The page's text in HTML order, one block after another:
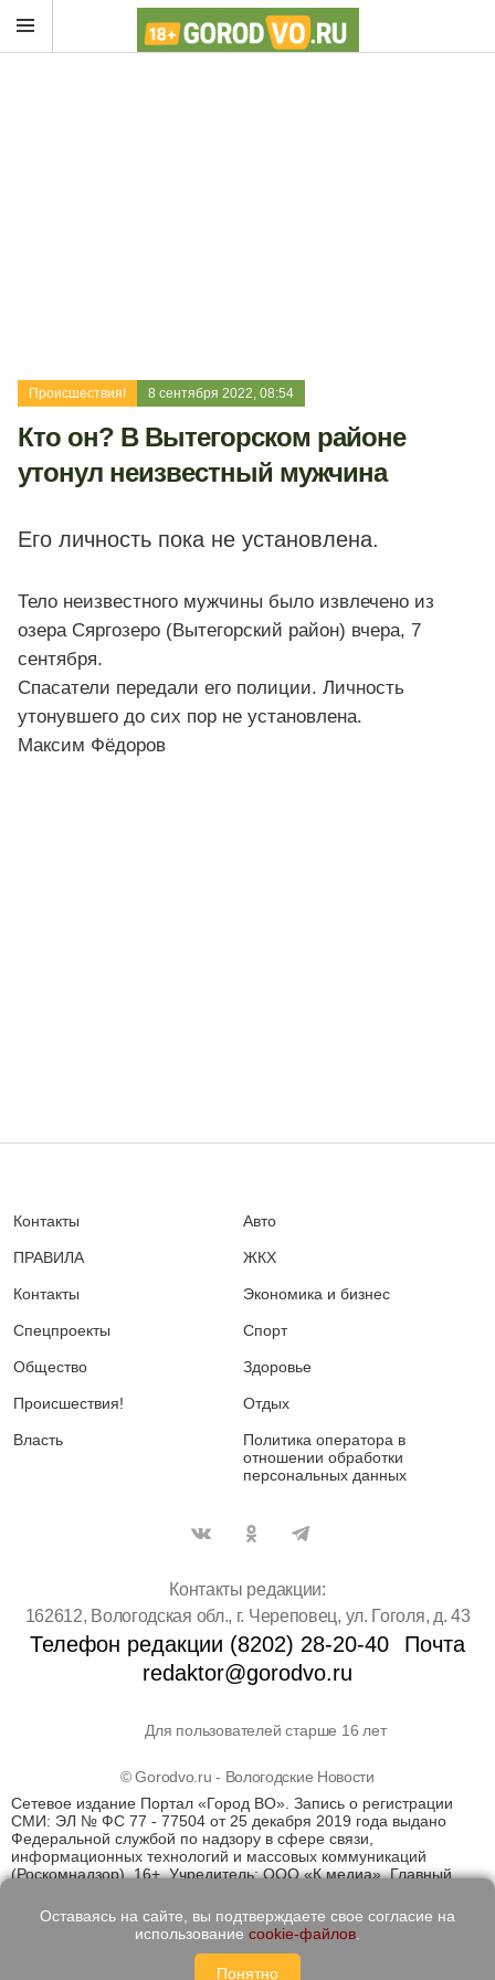
Происшествия! 8 сентября 2022, 08:54
Кто он? В Вытегорском районе
утонул неизвестный мужчина
Его личность пока не установлена.
Тело неизвестного мужчины было извлечено из
озера Сяргозеро (Вытегорский район) вчера, 7
сентября.
Спасатели передали его полиции. Личность
утонувшего до сих пор не установлена.
Максим Фёдоров
Контакты
ПРАВИЛА
Контакты
Спецпроекты
Общество
Происшествия!
Власть
Авто
ЖКХ
Экономика и бизнес
Спорт
Здоровье
Отдых
Политика оператора в
отношении обработки
персональных данных
Контакты редакции:
162612, Вологодская обл., г. Череповец, ул. Гоголя, д. 43
Телефон редакции (8202) 28-20-40
Почта
redaktor@gorodvo.ru
Для пользователей старше 16 лет
© Gorodvo.ru - Вологодские Новости
Сетевое издание Портал «Город ВО». Запись о регистрации
СМИ: ЭЛ № ФС 77 - 77504 от 25 декабря 2019 года выдано
Федеральной службой по надзору в сфере связи,
информационных технологий и массовых коммуникаций
(Роскомнадзор). 16+. Учредитель: ООО «К медиа». Главный
применяются рекомендательные технологии (информационные
технологии предоставления информации на основе сбора,
систематизации и анализа сведений, относящихся к
предпочтениям пользователей сети "Интернет", находящихся
Оставаясь на сайте, вы подтверждаете свое согласие на
использование cookie-файлов
Понятно